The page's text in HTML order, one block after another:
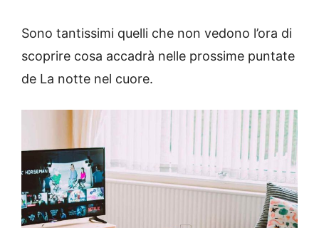
Sono tantissimi quelli che non vedono l’ora di
scoprire cosa accadrà nelle prossime puntate
de La notte nel cuore.